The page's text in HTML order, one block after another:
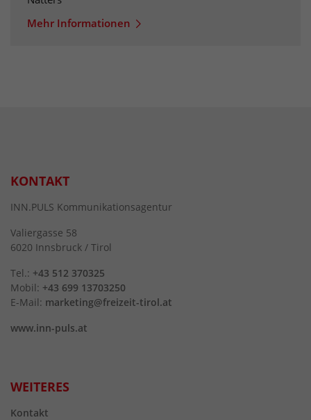
Mehr Informationen
KONTAKT
INN.PULS Kommunikationsagentur
Valiergasse 58
6020 Innsbruck / Tirol
Tel.: +43 512 370325
Mobil: +43 699 13703250
E-Mail: marketing@freizeit-tirol.at
www.inn-puls.at
WEITERES
Kontakt